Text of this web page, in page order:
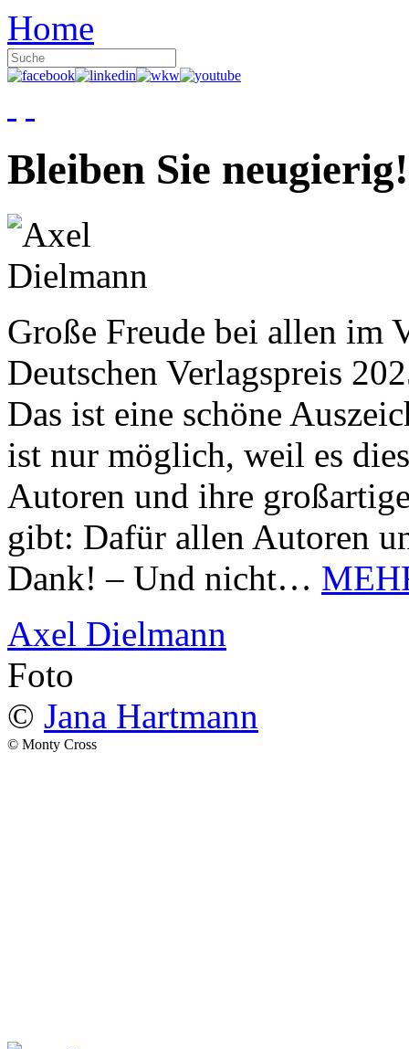
Home
Bleiben Sie neugierig!
Große Freude bei allen im
Deutschen Verlagspreis
Das ist eine schöne
ist nur möglich, weil es
Autoren und ihre
gibt: Dafür allen Autoren
Dank! – Und nicht…
Axel Dielmann
Foto
© Jana Hartmann
© Monty Cross